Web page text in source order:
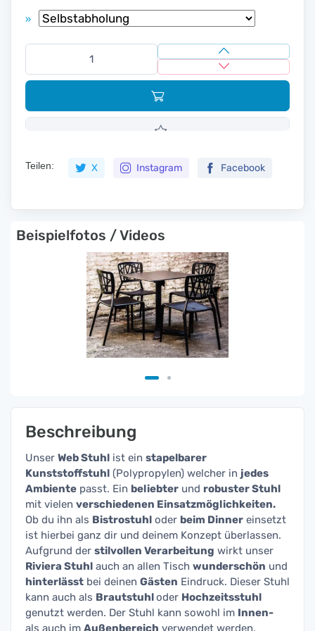
»
Teilen: X Instagram Facebook
Beispielfotos / Videos
Beschreibung
Unser Web Stuhl ist ein stapelbarer
Kunststoffstuhl (Polypropylen) welcher in jedes
Ambiente passt. Ein beliebter und robuster Stuhl
mit vielen verschiedenen Einsatzmöglichkeiten.
Ob du ihn als Bistrostuhl oder beim Dinner einsetzt
ist hierbei ganz dir und deinem Konzept überlassen.
Aufgrund der stilvollen Verarbeitung wirkt unser
Riviera Stuhl auch an allen Tisch wunderschön und
hinterlässt bei deinen Gästen Eindruck. Dieser Stuhl
kann auch als Brautstuhloder Hochzeitsstuhl
genutzt werden. Der Stuhl kann sowohl im Innen-
als auch im Außenbereich verwendet werden.